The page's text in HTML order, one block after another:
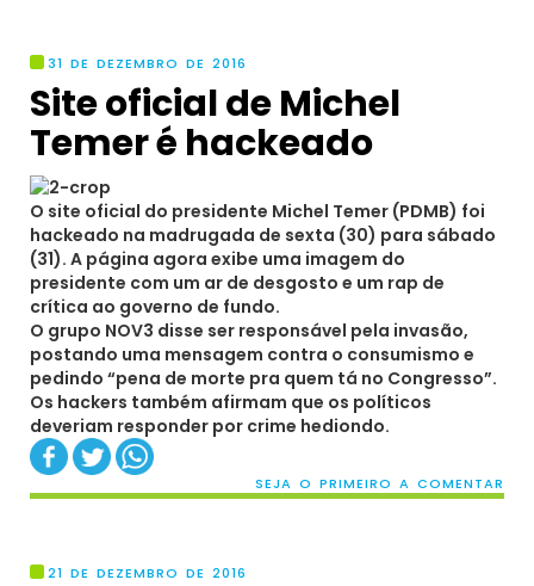
31 DE DEZEMBRO DE 2016
Site oficial de Michel
Temer é hackeado
O site oficial do presidente Michel Temer (PDMB) foi
hackeado na madrugada de sexta (30) para sábado
(31). A página agora exibe uma imagem do
presidente com um ar de desgosto e um rap de
crítica ao governo de fundo.
O grupo NOV3 disse ser responsável pela invasão,
postando uma mensagem contra o consumismo e
pedindo “pena de morte pra quem tá no Congresso”.
Os hackers também afirmam que os políticos
deveriam responder por crime hediondo.
SEJA O PRIMEIRO A COMENTAR
21 DE DEZEMBRO DE 2016